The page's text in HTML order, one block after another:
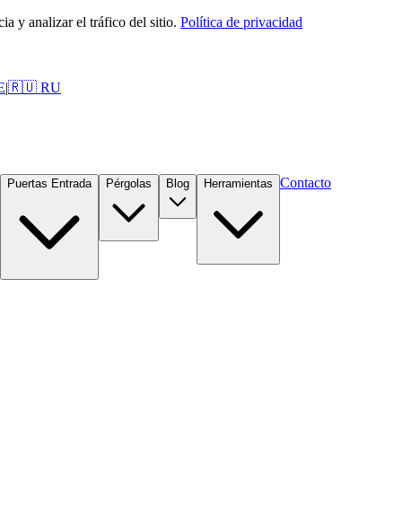
y analizar el tráfico del sitio. Política de privacidad
|🇷🇺 RU
Puertas Entrada Pérgolas Blog Herramientas Contacto